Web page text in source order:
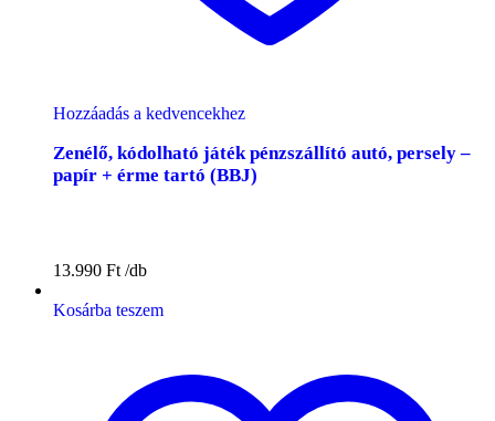
Hozzáadás a kedvencekhez
Zenélő, kódolható játék pénzszállító autó, persely –
papír + érme tartó (BBJ)
13.990 Ft
Kosárba teszem